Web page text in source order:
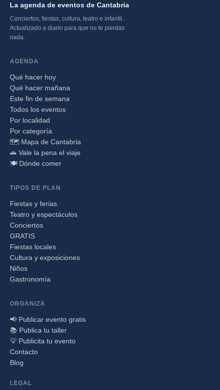
La agenda de eventos de Cantabria
Conciertos, fiestas, cultura, teatro e infantil.
Actualizado a diario para que no te pierdas
nada.
AGENDA
Qué hacer hoy
Qué hacer mañana
Este fin de semana
Todos los eventos
Por localidad
Por categoría
🗺️ Mapa de Cantabria
🚗 Vale la pena el viaje
🍽️ Dónde comer
TIPOS DE PLAN
Fiestas y ferias
Teatro y espectáculos
Conciertos
GRATIS
Fiestas locales
Cultura y exposiciones
Niños
Gastronomía
ORGANIZA
📢 Publicar evento gratis
📚 Publica tu taller
💡 Publicita tu evento
Contacto
Blog
LEGAL